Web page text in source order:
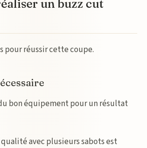
un buzz cut
pour réussir cette coupe.
bon équipement pour un résultat
avec plusieurs sabots est